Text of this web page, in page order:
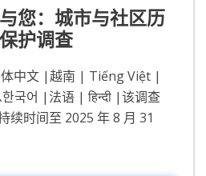
您：城市与社区历
护调查
中文 |越南 | Tiếng Việt |
국어 |法语 | हिन्दी |该调查
续时间至 2025 年 8 月 31